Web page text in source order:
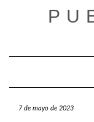
7 de mayo de 2023